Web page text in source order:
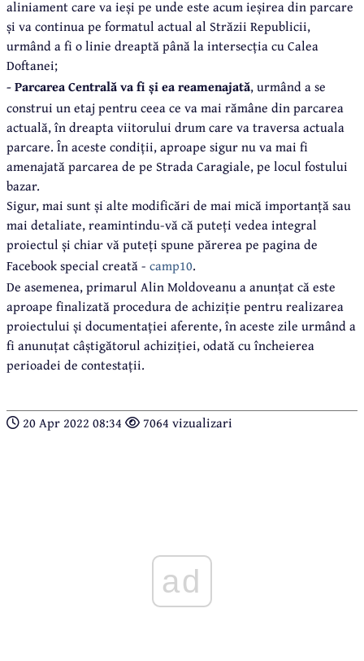
aliniament care va ieși pe unde este acum ieșirea din parcare
și va continua pe formatul actual al Străzii Republicii,
urmând a fi o linie dreaptă până la intersecția cu Calea
Doftanei;
- Parcarea Centrală va fi și ea reamenajată, urmând a se
construi un etaj pentru ceea ce va mai rămâne din parcarea
actuală, în dreapta viitorului drum care va traversa actuala
parcare. În aceste condiții, aproape sigur nu va mai fi
amenajată parcarea de pe Strada Caragiale, pe locul fostului
bazar.
Sigur, mai sunt și alte modificări de mai mică importanță sau
mai detaliate, reamintindu-vă că puteți vedea integral
proiectul și chiar vă puteți spune părerea pe pagina de
Facebook special creată - camp10.
De asemenea, primarul Alin Moldoveanu a anunțat că este
aproape finalizată procedura de achiziție pentru realizarea
proiectului și documentației aferente, în aceste zile urmând a
fi anunuțat câștigătorul achiziției, odată cu încheierea
perioadei de contestații.
20 Apr 2022 08:34 7064 vizualizari
ad